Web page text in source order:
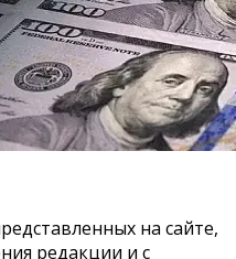
на сайте,
редакции и с